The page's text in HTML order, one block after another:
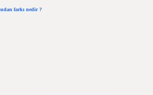
farkı nedir ?